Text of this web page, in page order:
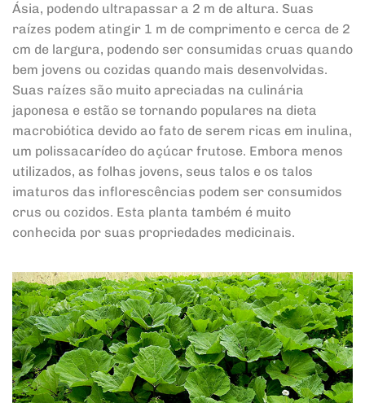
Ásia, podendo ultrapassar a 2 m de altura. Suas
raízes podem atingir 1 m de comprimento e cerca de 2
cm de largura, podendo ser consumidas cruas quando
bem jovens ou cozidas quando mais desenvolvidas.
Suas raízes são muito apreciadas na culinária
japonesa e estão se tornando populares na dieta
macrobiótica devido ao fato de serem ricas em inulina,
um polissacarídeo do açúcar frutose. Embora menos
utilizados, as folhas jovens, seus talos e os talos
imaturos das inflorescências podem ser consumidos
crus ou cozidos. Esta planta também é muito
conhecida por suas propriedades medicinais.